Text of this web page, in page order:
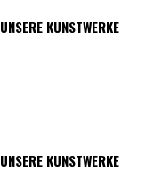
UNSERE KUNSTWERKE
UNSERE KUNSTWERKE